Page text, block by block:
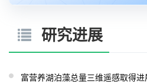
研究进展
富营养湖泊藻总量三维遥感取得进